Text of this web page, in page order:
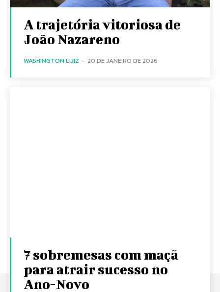
A trajetória vitoriosa de
João Nazareno
WASHINGTON LUIZ - 20 DE JANEIRO DE 2026
7 sobremesas com maçã
para atrair sucesso no
Ano-Novo